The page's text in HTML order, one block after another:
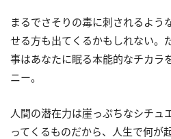
まるでさそりの毒に刺されるよう
せる方も出てくるかもしれない。
事はあなたに眠る本能的なチカラ
ニー。
人間の潜在力は崖っぷちなシチュ
ってくるものだから、人生で何が